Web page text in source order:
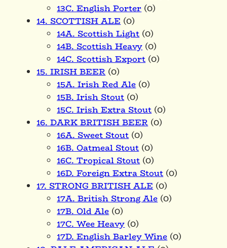
13C. English Porter(0)
14. SCOTTISH ALE(0)
14A. Scottish Light(0)
14B. Scottish Heavy(0)
14C. Scottish Export(0)
15. IRISH BEER(0)
15A. Irish Red Ale(0)
15B. Irish Stout(0)
15C. Irish Extra Stout(0)
16. DARK BRITISH BEER(0)
16A. Sweet Stout(0)
16B. Oatmeal Stout(0)
16C. Tropical Stout(0)
16D. Foreign Extra Stout(0)
17. STRONG BRITISH ALE(0)
17A. British Strong Ale(0)
17B. Old Ale(0)
17C. Wee Heavy(0)
17D. English Barley Wine(0)